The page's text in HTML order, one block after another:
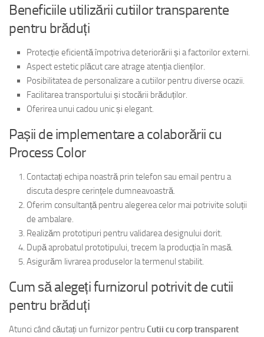
Beneficiile utilizării cutiilor transparente
pentru brăduți
Protecție eficientă împotriva deteriorării și a factorilor externi.
Aspect estetic plăcut care atrage atenția clienților.
Posibilitatea de personalizare a cutiilor pentru diverse ocazii.
Facilitarea transportului și stocării brăduților.
Oferirea unui cadou unic și elegant.
Pașii de implementare a colaborării cu
Process Color
Contactați echipa noastră prin telefon sau email pentru a
discuta despre cerințele dumneavoastră.
Oferim consultanță pentru alegerea celor mai potrivite soluții
de ambalare.
Realizăm prototipuri pentru validarea designului dorit.
După aprobatul prototipului, trecem la producția în masă.
Asigurăm livrarea produselor la termenul stabilit.
Cum să alegeți furnizorul potrivit de cutii
pentru brăduți
Atunci când căutați un furnizor pentru Cutii cu corp transparent